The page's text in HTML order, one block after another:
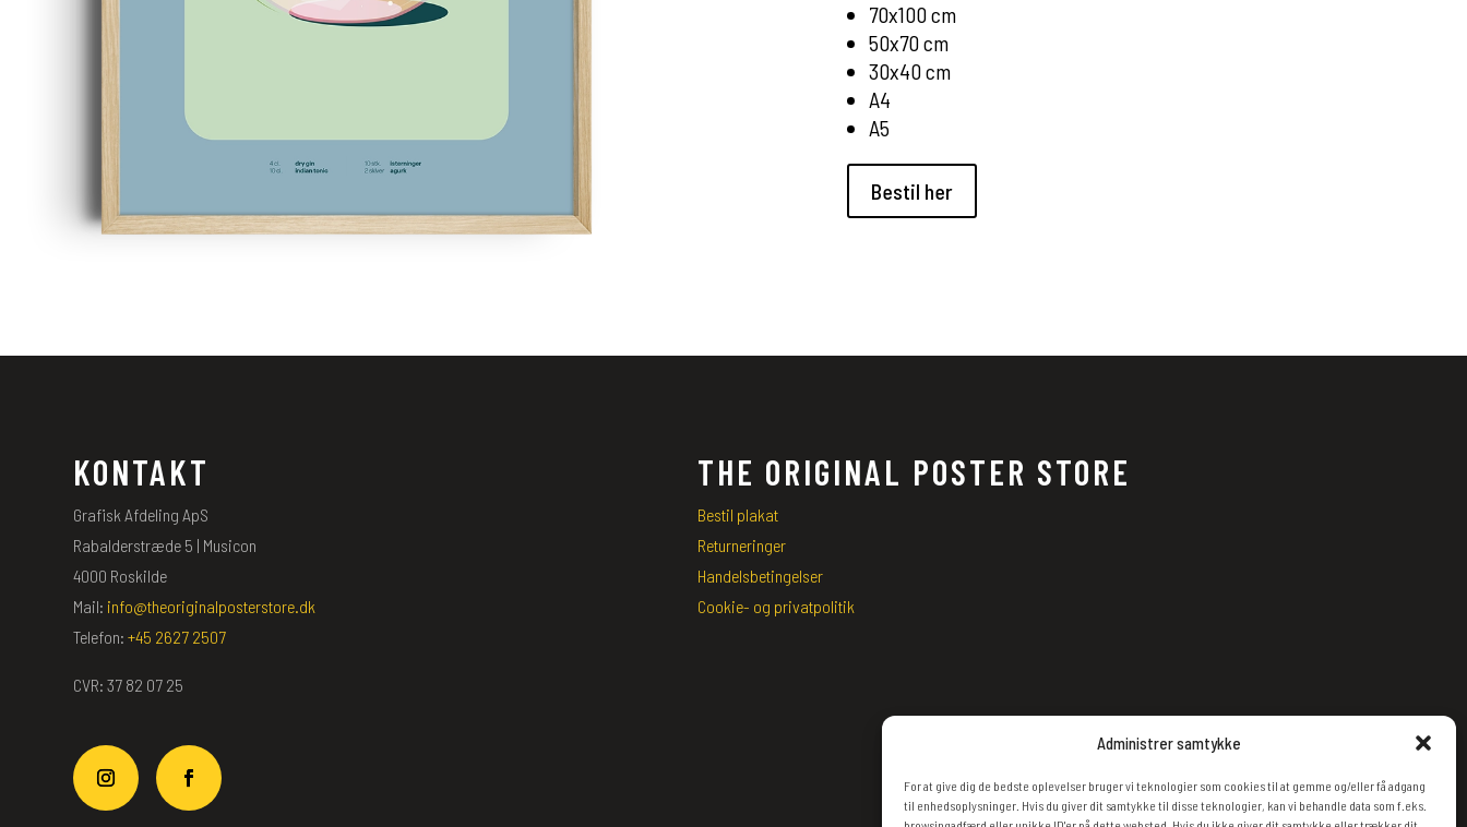
Administrer samtykke
For at give dig de bedste oplevelser bruger vi teknologier som cookies til at gemme og/eller få adgang
til enhedsoplysninger. Hvis du giver dit samtykke til disse teknologier, kan vi behandle data som f.eks.
70x100 cm
50x70 cm
30x40 cm
A4
A5
Bestil her
KONTAKT
Grafisk Afdeling ApS
Rabalderstræde 5 | Musicon
4000 Roskilde
Mail: info@theoriginalposterstore.dk
Telefon: +45 2627 2507
CVR: 37 82 07 25
THE ORIGINAL POSTER STORE
Bestil plakat
Returneringer
Handelsbetingelser
Cookie- og privatpolitik